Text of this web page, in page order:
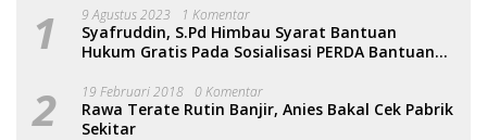
1 9 Agustus 2023 1 Komentar
Syafruddin, S.Pd Himbau Syarat Bantuan
Hukum Gratis Pada Sosialisasi PERDA Bantuan
2 19 Februari 2018 0 Komentar
Rawa Terate Rutin Banjir, Anies Bakal Cek Pabrik
Sekitar